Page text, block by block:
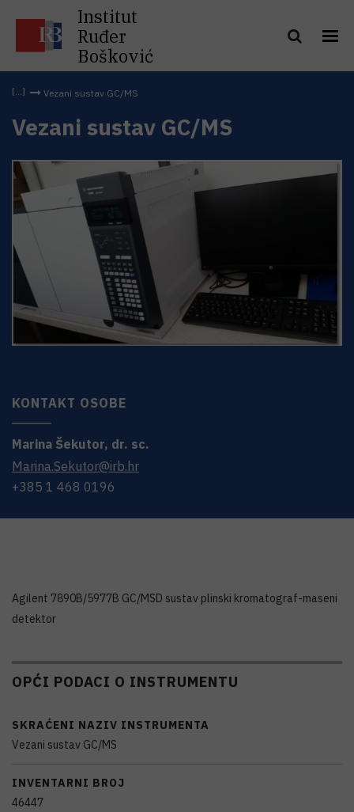
Institut
Ruđer
Bošković
Vezani sustav GC/MS
Vezani sustav GC/MS
KONTAKT OSOBE
Marina Šekutor, dr. sc.
Marina.Sekutor@irb.hr
+385 1 468 0196
Agilent 7890B/5977B GC/MSD sustav plinski kromatograf-maseni
detektor
OPĆI PODACI O INSTRUMENTU
SKRAĆENI NAZIV INSTRUMENTA
Vezani sustav GC/MS
INVENTARNI BROJ
46447